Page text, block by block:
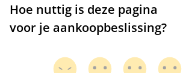
Hoe nuttig is deze pagina
voor je aankoopbeslissing?